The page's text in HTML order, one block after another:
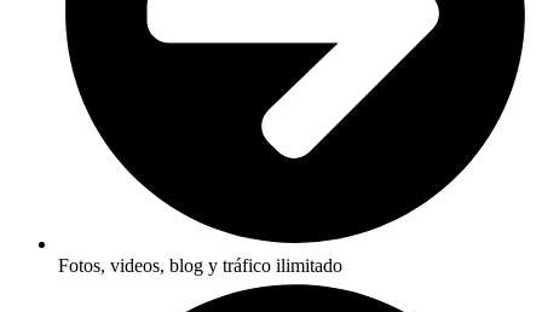
Fotos, videos, blog y tráfico ilimitado